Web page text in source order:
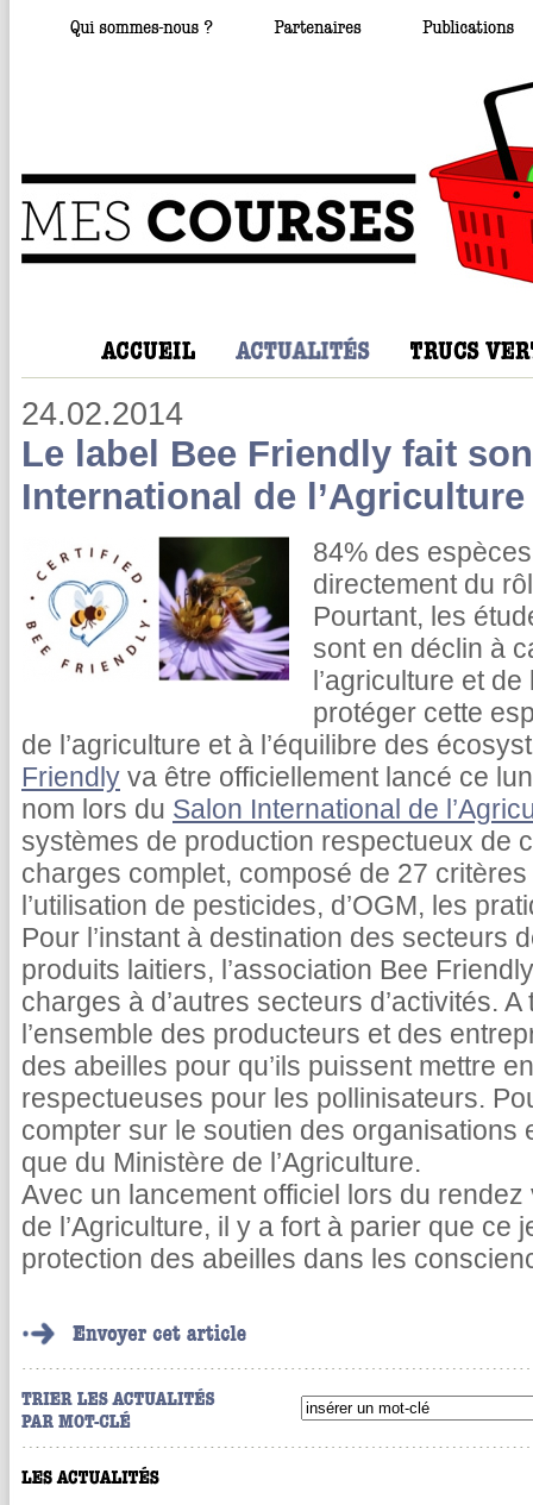
24.02.2014
Le label Bee Friendly fait
International de l’Agriculture
84% des
directement du
Pourtant, les
sont en déclin à
l’agriculture et
protéger cette
de l’agriculture et à l’équilibre des
Friendly va être officiellement lancé ce
nom lors du Salon International de
systèmes de production respectueux de
charges complet, composé de 27
l’utilisation de pesticides, d’OGM, les
Pour l’instant à destination des secteurs
produits laitiers, l’association Bee
charges à d’autres secteurs d’activités.
l’ensemble des producteurs et des
des abeilles pour qu’ils puissent mettre
respectueuses pour les pollinisateurs.
compter sur le soutien des organisations
que du Ministère de l’Agriculture.
Avec un lancement officiel lors du
de l’Agriculture, il y a fort à parier que ce
protection des abeilles dans les